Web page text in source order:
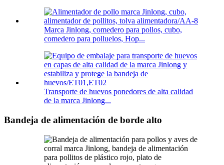
Marca Jinlong, comedero para pollos, cubo,
comedero para polluelos, Hop...
Transporte de huevos ponedores de alta calidad
de la marca Jinlong...
Bandeja de alimentación de borde alto